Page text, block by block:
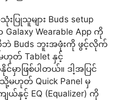
းပြုသူများ Buds setup
Wearable App ကို
Buds ဘူးအဖုံးကို ဖွင့်လိုက်
ဟုတ် Tablet နှင့်
ဖြစ်ပါတယ်။ ဒါ့အပြင်
သို့မဟုတ် Quick Panel မှ
င့် EQ (Equalizer) ကို